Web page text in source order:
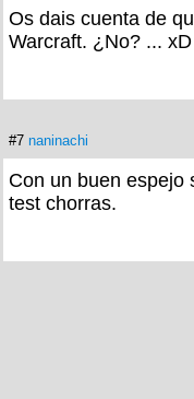
Os dais cuenta de
Warcraft. ¿No? ... xD
#7 naninachi
Con un buen espejo
test chorras.